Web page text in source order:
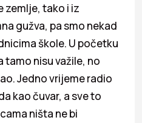
zemlje, tako i iz
gužva, pa smo nekad
škole. U početku
nisu važile, no
Jedno vrijeme radio
kao čuvar, a sve to
ništa ne bi